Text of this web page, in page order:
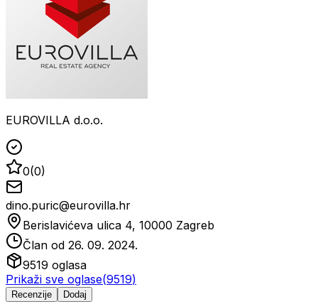
EUROVILLA d.o.o.
0(0)
dino.puric@eurovilla.hr
Berislavićeva ulica 4, 10000 Zagreb
Član od 26. 09. 2024.
9519 oglasa
Prikaži sve oglase(9519)
Recenzije Dodaj